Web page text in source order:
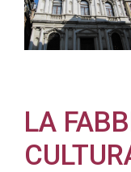
LA
Acconsento
all'uso dei